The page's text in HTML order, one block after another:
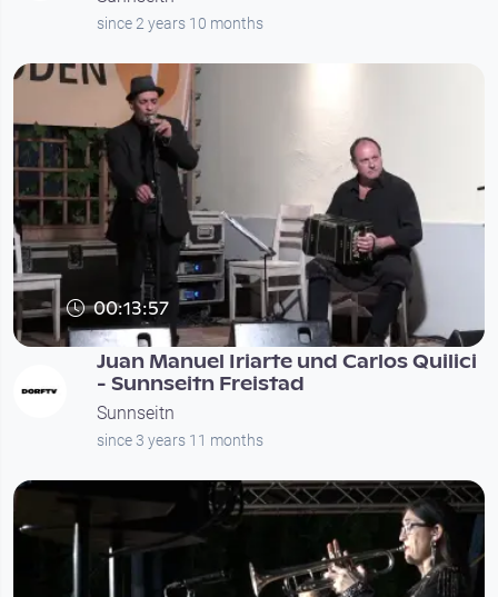
since 2 years 10 months
00:13:57
Juan Manuel Iriarte und Carlos Quilici
- Sunnseitn Freistad
Sunnseitn
since 3 years 11 months